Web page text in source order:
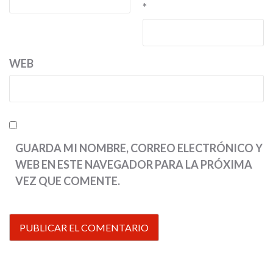
*
WEB
GUARDA MI NOMBRE, CORREO ELECTRÓNICO Y
WEB EN ESTE NAVEGADOR PARA LA PRÓXIMA
VEZ QUE COMENTE.